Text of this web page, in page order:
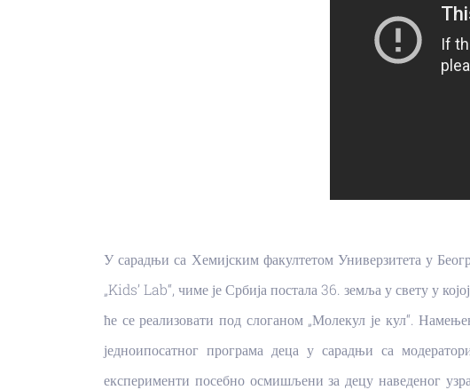
У сарадњи са Хемијским факултетом Универзитета у
„Kids’ Lab“, чиме је Србија постала 36. земља у свету у
ће се реализовати под слоганом „Молекул је кул“.
једноипосатног програма деца у сарадњи са
експерименти посебно осмишљени за децу наведеног